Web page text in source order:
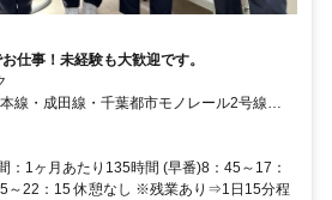
仕事！未経験も大歓迎です。
線・成田線・千葉都市モノレール2号線
：1ヶ月あたり135時間 (早番)8：45～17：
～22：15 休憩なし ※残業あり⇒1日15分程